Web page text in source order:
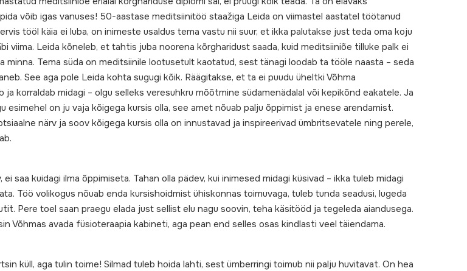
võib igas vanuses! 50-aastase meditsiinitöö staažiga Leida on viimastel aastatel töötanud
tööl käia ei luba, on inimeste usaldus tema vastu nii suur, et ikka palutakse just teda oma koju
viima. Leida kõneleb, et tahtis juba noorena kõrgharidust saada, kuid meditsiiniõe tilluke palk ei
minna. Tema süda on meditsiinile lootusetult kaotatud, sest tänagi loodab ta tööle naasta – seda
See aga pole Leida kohta sugugi kõik. Räägitakse, et ta ei puudu üheltki Võhma
korraldab midagi – olgu selleks veresuhkru mõõtmine südamenädalal või kepikõnd eakatele. Ja
esimehel on ju vaja kõigega kursis olla, see amet nõuab palju õppimist ja enese arendamist.
närv ja soov kõigega kursis olla on innustavad ja inspireerivad ümbritsevatele ning perele,
saa kuidagi ilma õppimiseta. Tahan olla pädev, kui inimesed midagi küsivad – ikka tuleb midagi
Töö volikogus nõuab enda kursishoidmist ühiskonnas toimuvaga, tuleb tunda seadusi, lugeda
Pere toel saan praegu elada just sellist elu nagu soovin, teha käsitööd ja tegeleda aiandusega.
Võhmas avada füsioteraapia kabineti, aga pean end selles osas kindlasti veel täiendama.
küll, aga tulin toime! Silmad tuleb hoida lahti, sest ümberringi toimub nii palju huvitavat. On hea